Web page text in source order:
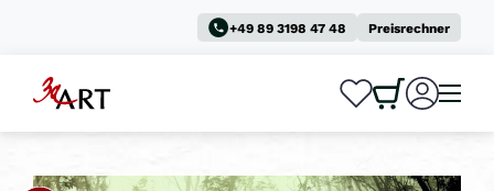
+49 89 3198 47 48 Preisrechner
0